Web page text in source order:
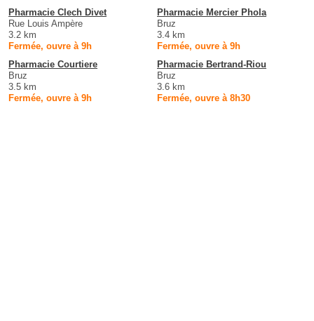
Pharmacie Clech Divet
Rue Louis Ampère
3.2 km
Fermée, ouvre à 9h
Pharmacie Mercier Phola
Bruz
3.4 km
Fermée, ouvre à 9h
Pharmacie Courtiere
Bruz
3.5 km
Fermée, ouvre à 9h
Pharmacie Bertrand-Riou
Bruz
3.6 km
Fermée, ouvre à 8h30